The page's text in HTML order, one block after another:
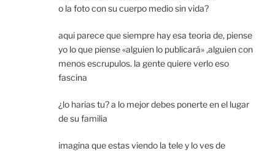
o la foto con su cuerpo medio sin vida?
aqui parece que siempre hay esa teoria de, piense
yo lo que piense «alguien lo publicará» ,alguien con
menos escrupulos. la gente quiere verlo eso
fascina
¿lo harias tu? a lo mejor debes ponerte en el lugar
de su familia
imagina que estas viendo la tele y lo ves de